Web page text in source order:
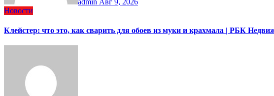
admin Авг 9, 2026
Новости
Клейстер: что это, как сварить для обоев из муки и крахмала | РБК